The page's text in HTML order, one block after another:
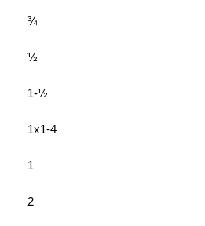
¾
½
1-½
1x1-4
1
2